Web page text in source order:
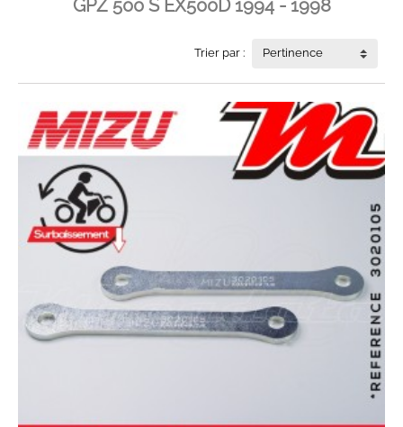
GPZ 500 S EX500D 1994 - 1998
Trier par : Pertinence